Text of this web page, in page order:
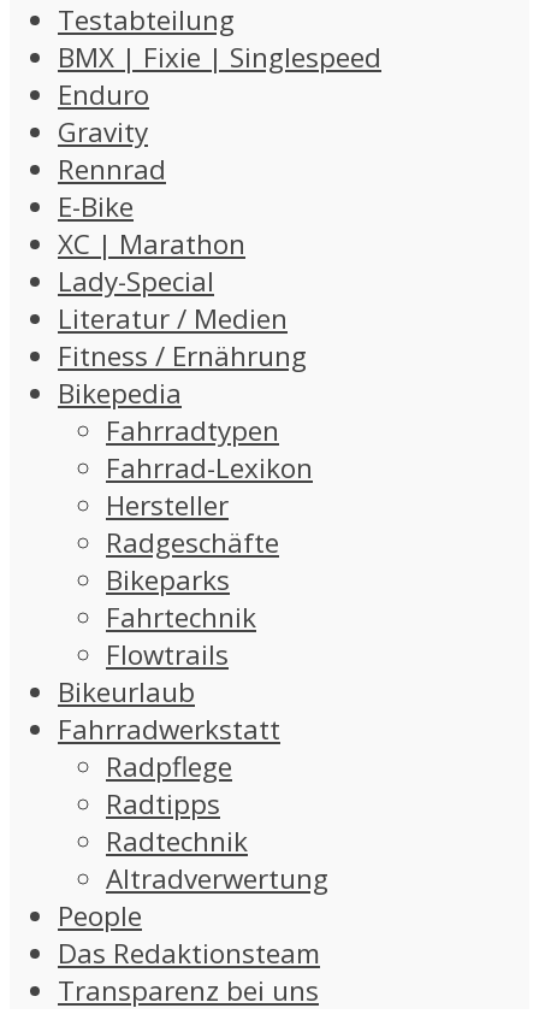
Testabteilung
BMX | Fixie | Singlespeed
Enduro
Gravity
Rennrad
E-Bike
XC | Marathon
Lady-Special
Literatur / Medien
Fitness / Ernährung
Bikepedia
Fahrradtypen
Fahrrad-Lexikon
Hersteller
Radgeschäfte
Bikeparks
Fahrtechnik
Flowtrails
Bikeurlaub
Fahrradwerkstatt
Radpflege
Radtipps
Radtechnik
Altradverwertung
People
Das Redaktionsteam
Transparenz bei uns